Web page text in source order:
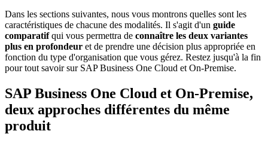
Dans les sections suivantes, nous vous montrons quelles sont les
caractéristiques de chacune des modalités. Il s'agit d'un guide
comparatifqui vous permettra de connaître les deux variantes
plus en profondeur et de prendre une décision plus appropriée en
fonction du type d'organisation que vous gérez. Restez jusqu'à la fin
pour tout savoir sur SAP Business One Cloud et On-Premise.
SAP Business One Cloud et On-Premise,
deux approches différentes du même
produit